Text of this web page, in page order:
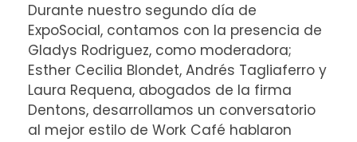
Durante nuestro segundo día de
ExpoSocial, contamos con la presencia de
Gladys Rodriguez, como moderadora;
Esther Cecilia Blondet, Andrés Tagliaferro y
Laura Requena, abogados de la firma
Dentons, desarrollamos un conversatorio
al mejor estilo de Work Café hablaron